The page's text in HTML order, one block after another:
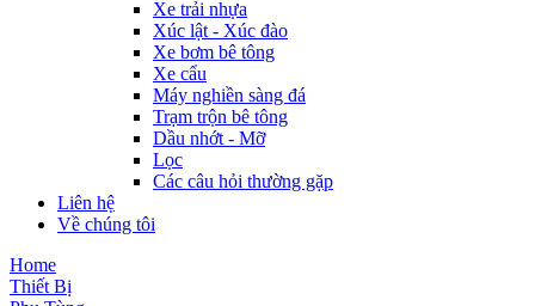
Xe trải nhựa
Xúc lật - Xúc đào
Xe bơm bê tông
Xe cẩu
Máy nghiền sàng đá
Trạm trộn bê tông
Dầu nhớt - Mỡ
Lọc
Các câu hỏi thường gặp
Liên hệ
Về chúng tôi
Home
Thiết Bị